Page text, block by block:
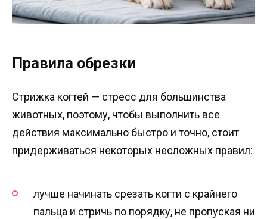
Правила обрезки
Стрижка когтей — стресс для большинства
животных, поэтому, чтобы выполнить все
действия максимально быстро и точно, стоит
придерживаться некоторых несложных правил:
лучше начинать срезать когти с крайнего
пальца и стричь по порядку, не пропуская ни